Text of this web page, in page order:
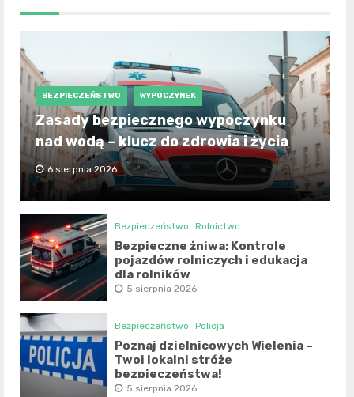
BEZPIECZEŃSTWO WYPOCZYNEK
Zasady bezpiecznego wypoczynku
nad wodą – klucz do zdrowia i życia
6 sierpnia 2026
Bezpieczeństwo Rolnictwo
Bezpieczne żniwa: Kontrole
pojazdów rolniczych i edukacja
dla rolników
5 sierpnia 2026
Bezpieczeństwo Policja
Poznaj dzielnicowych Wielenia –
Twoi lokalni stróże
bezpieczeństwa!
5 sierpnia 2026